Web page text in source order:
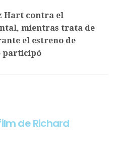
Hart contra el
mientras trata de
el estreno de
participó
de Richard